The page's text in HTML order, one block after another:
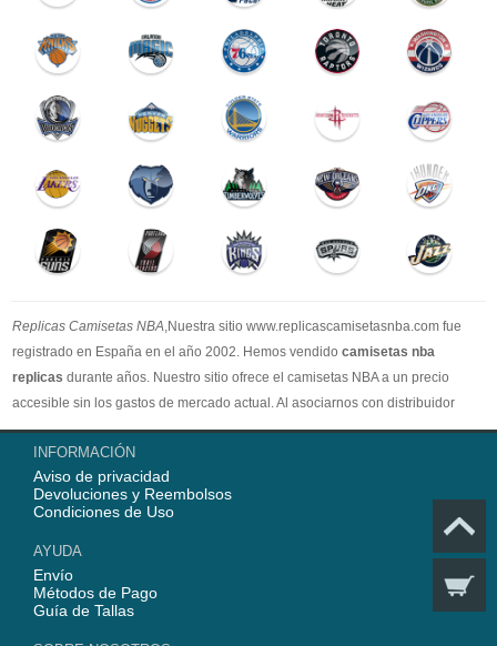
Replicas Camisetas NBA,Nuestra sitio www.replicascamisetasnba.com fue
registrado en España en el año 2002. Hemos vendido camisetas nba
replicas durante años. Nuestro sitio ofrece el camisetas NBA a un precio
accesible sin los gastos de mercado actual. Al asociarnos con distribuidor
oficial de camisetas NBA, garantizamos que todos nuestros artículos son
100% auténticos con embalaje original. Estamos dedicados a proporcionar la
mejor calidad camisetas nba a nuestros clientes ahora. En 2025,
www.replicascamisetasnba.com ofrecerá nuestro mejor servicio para que Ud.
INFORMACIÓN
Aviso de privacidad
Devoluciones y Reembolsos
Condiciones de Uso
AYUDA
Envío
Métodos de Pago
Guía de Tallas